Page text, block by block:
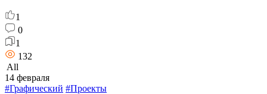
1
0
1
132
All
14 февраля
#Графический #Проекты